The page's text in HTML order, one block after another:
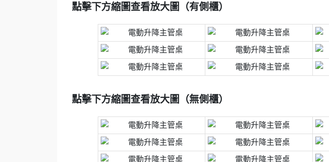
點擊下方縮圖查看放大圖（有側櫃）
點擊下方縮圖查看放大圖（無側櫃）